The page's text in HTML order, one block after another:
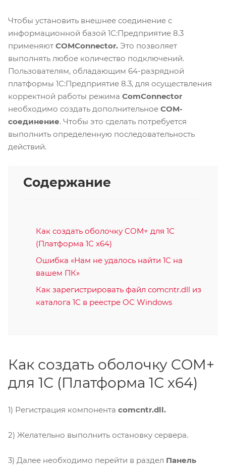
Чтобы установить внешнее соединение с
информационной базой 1С:Предприятие 8.3
применяют COMConnector. Это позволяет
выполнять любое количество подключений.
Пользователям, обладающим 64-разрядной
платформы 1С:Предприятие 8.3, для осуществления
корректной работы режима ComConnector
необходимо создать дополнительное COM-
соединение. Чтобы это сделать потребуется
выполнить определенную последовательность
действий.
Содержание
Как создать оболочку COM+ для 1С
(Платформа 1С x64)
Ошибка «Нам не удалось найти 1С на
вашем ПК»
Как зарегистрировать файл comcntr.dll из
каталога 1С в реестре ОС Windows
Как создать оболочку COM+
для 1С (Платформа 1С x64)
1) Регистрация компонента comcntr.dll.
2) Желательно выполнить остановку сервера.
3) Далее необходимо перейти в раздел Панель